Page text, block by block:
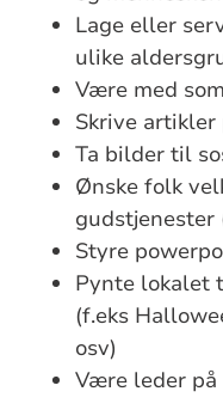
Lage eller
ulike
Være med
Skrive artikler
Ta bilder til
Ønske folk
gudstjenester
Styre
Pynte lokalet
(f.eks
osv)
Være leder